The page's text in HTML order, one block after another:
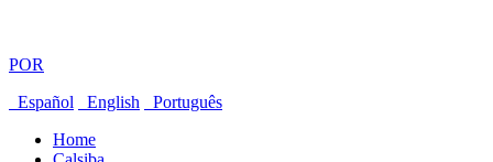
POR
Español
English
Português
Home